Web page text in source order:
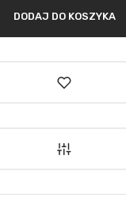
DODAJ DO KOSZYKA